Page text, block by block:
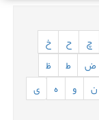
چ ح
خ
ض ط
ظ
ن و ه ی